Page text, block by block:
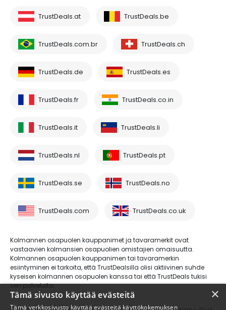
TrustDeals.at TrustDeals.be
TrustDeals.com.br TrustDeals.ch
TrustDeals.de TrustDeals.es
TrustDeals.fr TrustDeals.co.in
TrustDeals.it TrustDeals.li
TrustDeals.nl TrustDeals.pt
TrustDeals.se TrustDeals.no
TrustDeals.com TrustDeals.co.uk
Kolmannen osapuolen kauppanimet ja tavaramerkit ovat
vastaavien kolmansien osapuolien omistajien omaisuutta.
Kolmannen osapuolen kauppanimen tai tavaramerkin
esiintyminen ei tarkoita, että TrustDealsilla olisi aktiivinen suhde
kyseisen kolmannen osapuolen kanssa tai että TrustDeals tukisi
sen palveluita.
×
Tämä sivusto käyttää evästeitä
Tämä verkkosivusto käyttää evästeitä käyttökokemuksen